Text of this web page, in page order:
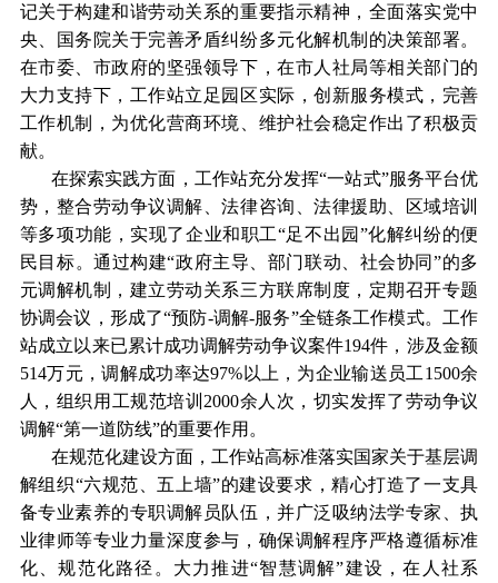
记关于构建和谐劳动关系的重要指示精神，全面落实党中
央、国务院关于完善矛盾纠纷多元化解机制的决策部署。
在市委、市政府的坚强领导下，在市人社局等相关部门的
大力支持下，工作站立足园区实际，创新服务模式，完善
工作机制，为优化营商环境、维护社会稳定作出了积极贡
献。
在探索实践方面，工作站充分发挥“一站式”服务平台优
势，整合劳动争议调解、法律咨询、法律援助、区域培训
等多项功能，实现了企业和职工“足不出园”化解纠纷的便
民目标。通过构建“政府主导、部门联动、社会协同”的多
元调解机制，建立劳动关系三方联席制度，定期召开专题
协调会议，形成了“预防-调解-服务”全链条工作模式。工作
站成立以来已累计成功调解劳动争议案件194件，涉及金额
514万元，调解成功率达97%以上，为企业输送员工1500余
人，组织用工规范培训2000余人次，切实发挥了劳动争议
调解“第一道防线”的重要作用。
在规范化建设方面，工作站高标准落实国家关于基层调
解组织“六规范、五上墙”的建设要求，精心打造了一支具
备专业素养的专职调解员队伍，并广泛吸纳法学专家、执
业律师等专业力量深度参与，确保调解程序严格遵循标准
化、规范化路径。大力推进“智慧调解”建设，在人社系